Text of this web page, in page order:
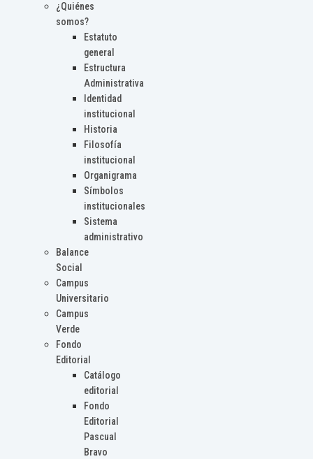
¿Quiénes
somos?
Estatuto
general
Estructura
Administrativa
Identidad
institucional
Historia
Filosofía
institucional
Organigrama
Símbolos
institucionales
Sistema
administrativo
Balance
Social
Campus
Universitario
Campus
Verde
Fondo
Editorial
Catálogo
editorial
Fondo
Editorial
Pascual
Bravo